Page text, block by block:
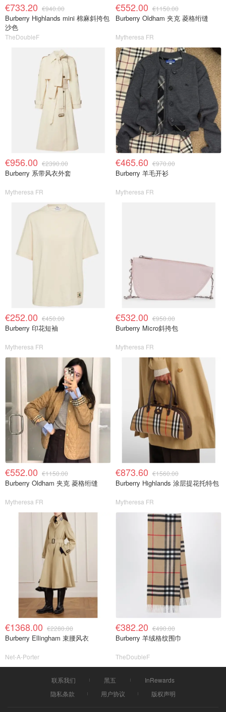
€733.20 €940.00
Burberry Highlands mini 棉麻斜挎包
沙色
TheDoubleF
€552.00 €1150.00
Burberry Oldham 夹克 菱格绗缝
Mytheresa FR
€956.00 €2390.00
Burberry 系带风衣外套
Mytheresa FR
€465.60 €970.00
Burberry 羊毛开衫
Mytheresa FR
€252.00 €450.00
Burberry 印花短袖
Mytheresa FR
€532.00 €950.00
Burberry Micro斜挎包
Mytheresa FR
€552.00 €1150.00
Burberry Oldham 夹克 菱格绗缝
Mytheresa FR
€873.60 €1560.00
Burberry Highlands 涂层提花托特包
Mytheresa FR
€1368.00 €2280.00
Burberry Ellingham 束腰风衣
Net-A-Porter
€382.20 €490.00
Burberry 羊绒格纹围巾
TheDoubleF
联系我们 黑五
InRewards
隐私条款
用户协议 版权声明